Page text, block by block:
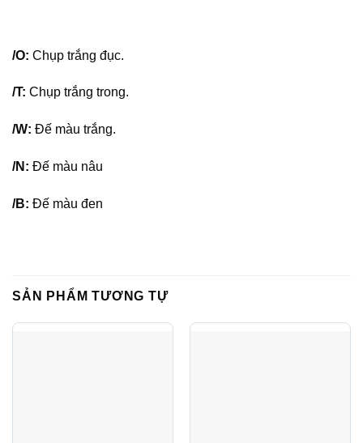
/O: Chụp trắng đục.
/T: Chụp trắng trong.
/W: Đế màu trắng.
/N: Đế màu nâu
/B: Đế màu đen
SẢN PHẨM TƯƠNG TỰ